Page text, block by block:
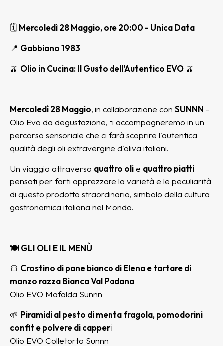
🗓 Mercoledì 28 Maggio, ore 20:00 - Unica Data
📍 Gabbiano 1983
🫒 Olio in Cucina: Il Gusto dell'Autentico EVO 🫒
Mercoledì 28 Maggio,in collaborazione con SUNNN -
Olio Evo da degustazione, ti accompagneremo in un
percorso sensoriale che ci farà scoprire l'autentica
qualità degli oli extravergine d'oliva italiani.
Un viaggio attraverso quattro olie quattro piatti
pensati per farti apprezzare la varietà e le peculiarità
di questo prodotto straordinario, simbolo della cultura
gastronomica italiana nel Mondo.
🍽️ GLI OLI E IL MENÙ
🍞 Crostino di pane bianco di Elena e tartare di
manzo razza Bianca Val Padana
Olio EVO Mafalda Sunnn
🌱 Piramidi al pesto di menta fragola, pomodorini
confit e polvere di capperi
Olio EVO Colletorto Sunnn